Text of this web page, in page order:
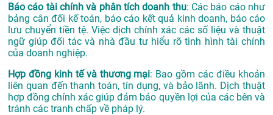
Báo cáo tài chính và phân tích doanh thu: Các báo cáo như
bảng cân đối kế toán, báo cáo kết quả kinh doanh, báo cáo
lưu chuyển tiền tệ. Việc dịch chính xác các số liệu và thuật
ngữ giúp đối tác và nhà đầu tư hiểu rõ tình hình tài chính
của doanh nghiệp.
Hợp đồng kinh tế và thương mại: Bao gồm các điều khoản
liên quan đến thanh toán, tín dụng, và bảo lãnh. Dịch thuật
hợp đồng chính xác giúp đảm bảo quyền lợi của các bên và
tránh các tranh chấp về pháp lý.